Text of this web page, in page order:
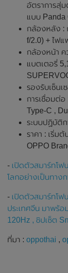
อัตราการสุ่
แบบ Panda
กล้องหลัง :
f/2.0) + ไฟ
กล้องหน้า ค
แบตเตอรี่
รองรับเซ็นเ
การเชื่อมต่
Type-C ,
ระบบปฏิบัติ
ราคา : เริ่ม
OPPO
- เปิดตัวสมาร์ทโฟ
โลกอย่างเป็นทาง
- เปิดตัวสมาร์ทโฟ
ประเทศจีน มาพร้
120Hz , ชิปเซ็ต
ที่มา : oppothai ,